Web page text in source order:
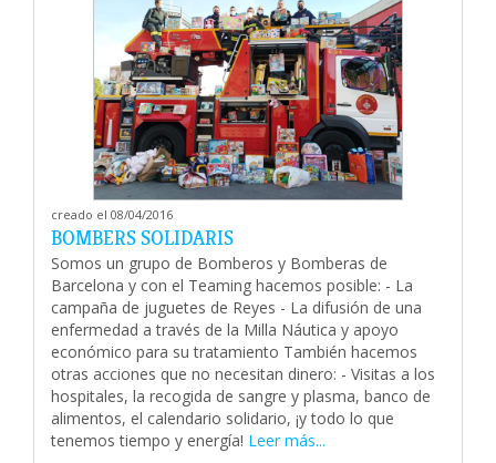
creado el 08/04/2016
BOMBERS SOLIDARIS
Somos un grupo de Bomberos y Bomberas de
Barcelona y con el Teaming hacemos posible: - La
campaña de juguetes de Reyes - La difusión de una
enfermedad a través de la Milla Náutica y apoyo
económico para su tratamiento También hacemos
otras acciones que no necesitan dinero: - Visitas a los
hospitales, la recogida de sangre y plasma, banco de
alimentos, el calendario solidario, ¡y todo lo que
tenemos tiempo y energía! Leer más...